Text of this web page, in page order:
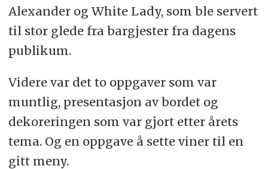
Alexander og White Lady, som ble servert
til stor glede fra bargjester fra dagens
publikum.
Videre var det to oppgaver som var
muntlig, presentasjon av bordet og
dekoreringen som var gjort etter årets
tema. Og en oppgave å sette viner til en
gitt meny.